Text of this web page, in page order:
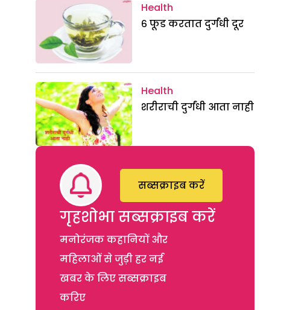
Health
६ फूड करतात दुर्गंधी दूर
Health
शरीराची दुर्गंधी आता नाही
गृहशोभा सब्सक्राइब करें
मनोरंजक कहानियों और
महिलाओं से जुड़ी हर नई
खबर के लिए सब्सक्राइब
करिए
सब्सक्राइब करें